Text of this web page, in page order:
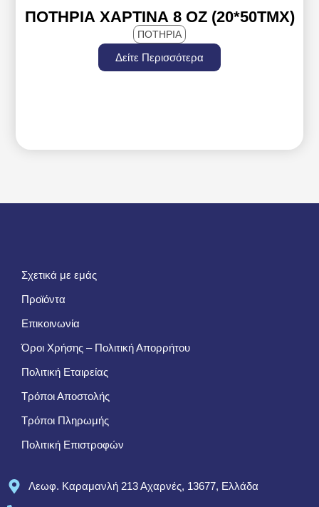
ΠΟΤΉΡΙΑ ΧΆΡΤΙΝΑ 8 ΟZ (20*50ΤΜΧ)
ΠΟΤΗΡΙΑ
Δείτε Περισσότερα
Σχετικά με εμάς
Προϊόντα
Επικοινωνία
Όροι Χρήσης – Πολιτική Απορρήτου
Πολιτική Εταιρείας
Τρόποι Αποστολής
Τρόποι Πληρωμής
Πολιτική Επιστροφών
Λεωφ. Καραμανλή 213 Αχαρνές, 13677, Ελλάδα